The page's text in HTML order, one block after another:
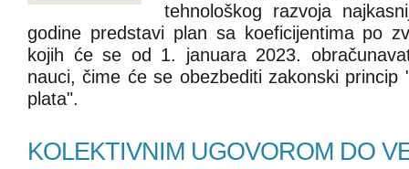
tehnološkog razvoja
godine predstavi plan sa koeficijentima po
kojih će se od 1. januara 2023.
nauci, čime će se obezbediti zakonski princip
plata".
KOLEKTIVNIM UGOVOROM DO